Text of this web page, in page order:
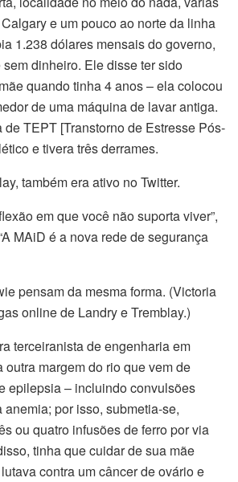
e um pouco ao norte da linha
1.238 dólares mensais do governo,
dinheiro. Ele disse ter sido
quando tinha 4 anos – ela colocou
de uma máquina de lavar antiga.
TEPT [Transtorno de Estresse Pós-
e tivera três derrames.
também era ativo no Twitter.
em que você não suporta viver”,
MAiD é a nova rede de segurança
pensam da mesma forma. (Victoria
online de Landry e Tremblay.)
terceiranista de engenharia em
outra margem do rio que vem de
epilepsia – incluindo convulsões
por isso, submetia-se,
ou quatro infusões de ferro por via
tinha que cuidar de sua mãe
contra um câncer de ovário e